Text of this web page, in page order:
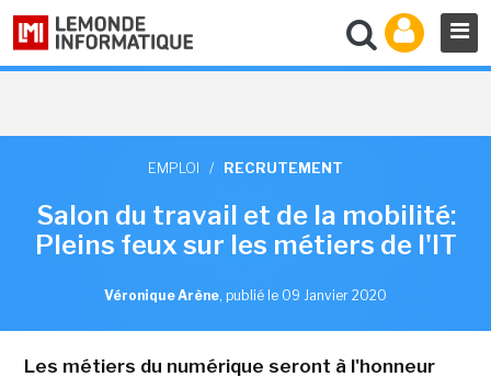
EMPLOI / RECRUTEMENT
Salon du travail et de la mobilité:
Pleins feux sur les métiers de l'IT
Véronique Arène, publié le 09 Janvier 2020
Les métiers du numérique seront à l'honneur